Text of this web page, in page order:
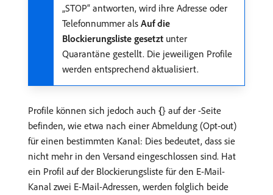
„STOP“ antworten, wird ihre Adresse oder
Telefonnummer als Auf die
Blockierungsliste gesetzt unter
Quarantäne gestellt. Die jeweiligen Profile
werden entsprechend aktualisiert.
Profile können sich jedoch auch {} auf der -Seite
befinden, wie etwa nach einer Abmeldung (Opt-out)
für einen bestimmten Kanal: Dies bedeutet, dass sie
nicht mehr in den Versand eingeschlossen sind. Hat
ein Profil auf der Blockierungsliste für den E-Mail-
Kanal zwei E-Mail-Adressen, werden folglich beide